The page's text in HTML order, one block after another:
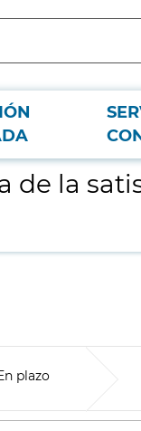
Universitario de
de la
plazo